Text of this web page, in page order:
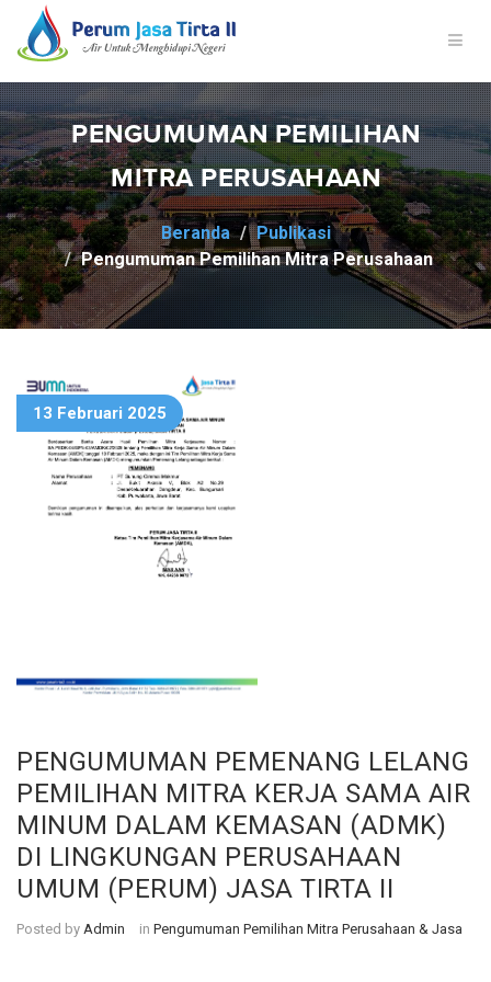
PENGUMUMAN PEMILIHAN
MITRA PERUSAHAAN
Beranda
Publikasi
Pengumuman Pemilihan Mitra Perusahaan
13 Februari 2025
PENGUMUMAN PEMENANG LELANG
PEMILIHAN MITRA KERJA SAMA AIR
MINUM DALAM KEMASAN (ADMK)
DI LINGKUNGAN PERUSAHAAN
UMUM (PERUM) JASA TIRTA II
Posted by Admin in Pengumuman Pemilihan Mitra Perusahaan & Jasa